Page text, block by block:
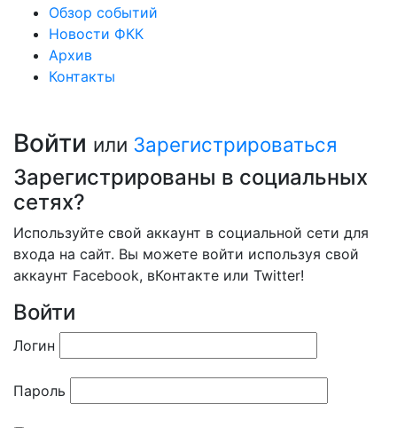
Обзор событий
Новости ФКК
Архив
Контакты
Войти или Зарегистрироваться
Зарегистрированы в социальных
сетях?
Используйте свой аккаунт в социальной сети для
входа на сайт. Вы можете войти используя свой
аккаунт Facebook, вКонтакте или Twitter!
Войти
Логин
Пароль